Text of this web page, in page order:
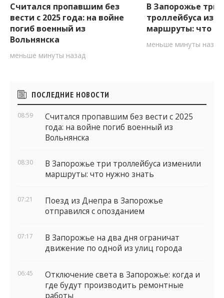
Считался пропавшим без
вести с 2025 года: на войне
погиб военный из
Вольнянска
меньше минуты назад
В Запорожье три
троллейбуса
маршруты: что
меньше минуты назад
Боковые
виджеты
ПОСЛЕДНИЕ НОВОСТИ
08:59
Считался пропавшим без вести с 2025
года: на войне погиб военный из
Вольнянска
08:30
В Запорожье три троллейбуса изменили
маршруты: что нужно знать
07:21
Поезд из Днепра в Запорожье
отправился с опозданием
07:17
В Запорожье на два дня ограничат
движение по одной из улиц города
06:45
Отключение света в Запорожье: когда и
где будут производить ремонтные
работы